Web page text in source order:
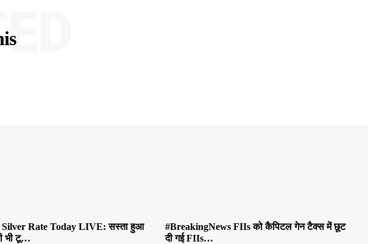
Silver Rate Today LIVE: सस्ता हुआ
भी टू…
#BreakingNews FIIs को कैपिटल गेन टैक्स में छूट
दी गई FIIs…